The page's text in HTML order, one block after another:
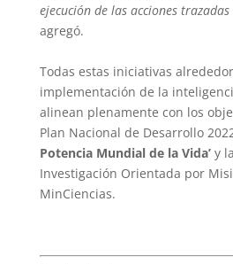
ejecución de las acciones
agregó.
Todas estas iniciativas
implementación de la
alinean plenamente con los
Plan Nacional de Desarrollo
Potencia Mundial de la Vida’y
Investigación Orientada por
MinCiencias.